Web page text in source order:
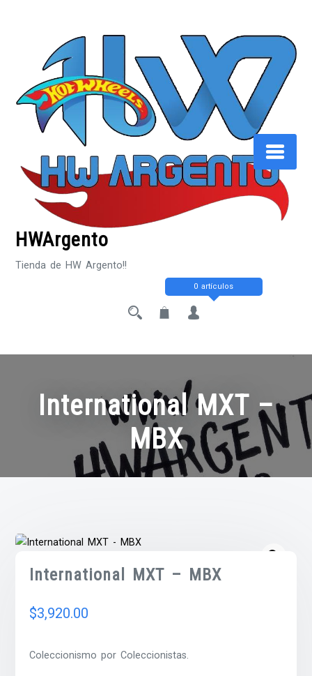
HWArgento
Tienda de HW Argento!!
0 artículos
International MXT –
MBX
International MXT – MBX
$3,920.00
Coleccionismo por Coleccionistas.